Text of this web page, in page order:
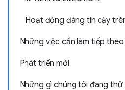
Hoạt động đáng tin cậy
Những việc cần làm tiếp theo
Phát triển mới
Những gì chúng tôi đang thử